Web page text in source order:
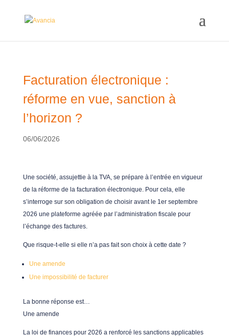
Facturation électronique :
réforme en vue, sanction à
l’horizon ?
06/06/2026
Une société, assujettie à la TVA, se prépare à l’entrée en vigueur
de la réforme de la facturation électronique. Pour cela, elle
s’interroge sur son obligation de choisir avant le 1er septembre
2026 une plateforme agréée par l’administration fiscale pour
l’échange des factures.
Que risque-t-elle si elle n’a pas fait son choix à cette date ?
Une amende
Une impossibilité de facturer
La bonne réponse est…
Une amende
La loi de finances pour 2026 a renforcé les sanctions applicables